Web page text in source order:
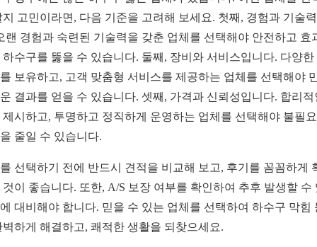
지 고민이라면, 다음 기준을 고려해 보세요. 첫째, 경험과 기술
랜 경험과 숙련된 기술력을 갖춘 업체를 선택해야 안전하고 효
하수구를 뚫을 수 있습니다. 둘째, 장비와 서비스입니다. 다양한
보유하고, 고객 맞춤형 서비스를 제공하는 업체를 선택해야
결과를 얻을 수 있습니다. 셋째, 가격과 신뢰성입니다. 합리적
제시하고, 투명하고 정직하게 운영하는 업체를 선택해야 불필
줄일 수 있습니다.
선택하기 전에 반드시 견적을 비교해 보고, 후기를 꼼꼼하게
것이 좋습니다. 또한, A/S 보장 여부를 확인하여 추후 발생할 수
대비해야 합니다. 믿을 수 있는 업체를 선택하여 하수구 막힘
벽하게 해결하고, 쾌적한 생활을 되찾으세요.